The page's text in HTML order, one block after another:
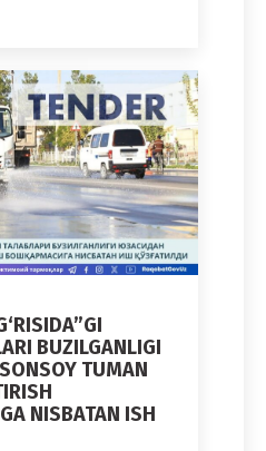
BUZILGANLIGI
TUMAN
NISBATAN ISH